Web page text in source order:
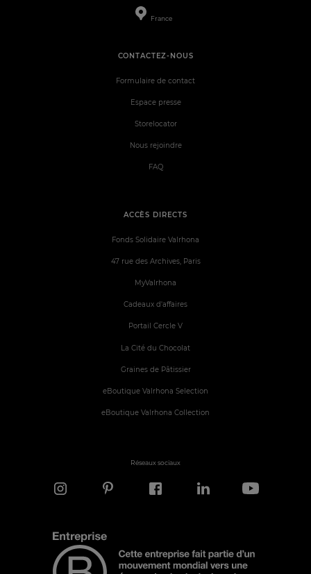
France
ACCÈS DIRECTS
Fonds Solidaire Valrhona
47 rue des Archives, Paris
MyValrhona
Cadeaux d'affaires
Portail Cercle V
La Cité du Chocolat
Graines de Pâtissier
eBoutique Valrhona Selection
eBoutique Valrhona Collection
CONTACTEZ-NOUS
Formulaire de contact
Espace presse
Storelocator
Nous rejoindre
FAQ
Réseaux sociaux